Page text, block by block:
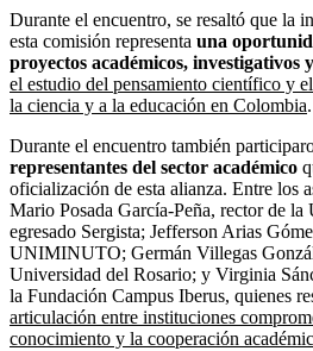
Durante el encuentro, se resaltó que la
esta comisión representa una
proyectos académicos, investigativos
el estudio del pensamiento científico y
la ciencia y a la educación en Colombia.
Durante el encuentro también
representantes del sector académico
oficialización de esta alianza. Entre los
Mario Posada García-Peña, rector de
egresado Sergista; Jefferson Arias
UNIMINUTO; Germán Villegas
Universidad del Rosario; y Virginia
la Fundación Campus Iberus, quienes
articulación entre instituciones
conocimiento y la cooperación